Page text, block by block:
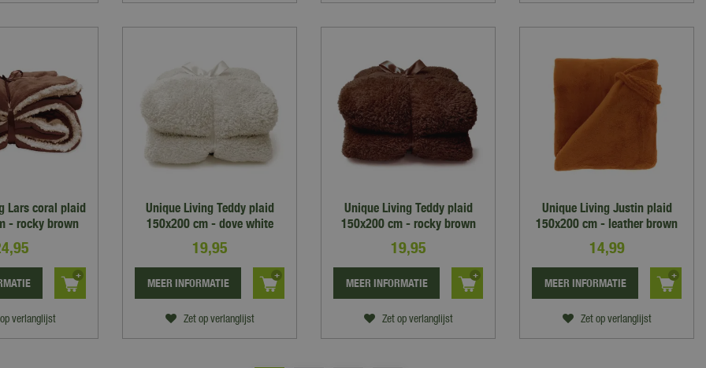
Lars coral plaid
- rocky brown
,95
verlanglijst
Unique Living Teddy plaid
150x200 cm - dove white
19,95
Zet op verlanglijst
MEER INFORMATIE
Unique Living Teddy plaid
150x200 cm - rocky brown
19,95
Zet op verlanglijst
MEER INFORMATIE
Unique Living Justin plaid
150x200 cm - leather brown
14,99
Zet op verlanglijst
MEER INFORMATIE